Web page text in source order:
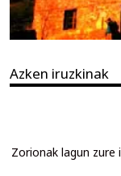
Azken iruzkinak
Zorionak lagun zure